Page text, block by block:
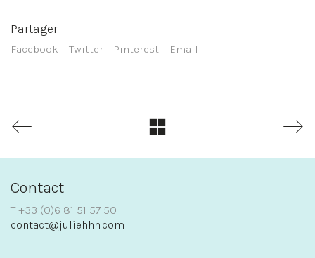
Partager
Facebook Twitter Pinterest Email
Contact
T +33 (0)6 81 51 57 50
contact@juliehhh.com